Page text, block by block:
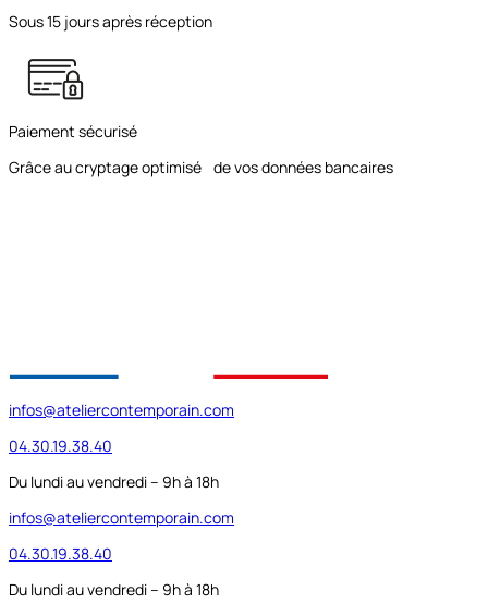
Sous 15 jours après réception
Paiement sécurisé
Grâce au cryptage optimisé de vos données bancaires
infos@ateliercontemporain.com
04.30.19.38.40
Du lundi au vendredi – 9h à 18h
infos@ateliercontemporain.com
04.30.19.38.40
Du lundi au vendredi – 9h à 18h